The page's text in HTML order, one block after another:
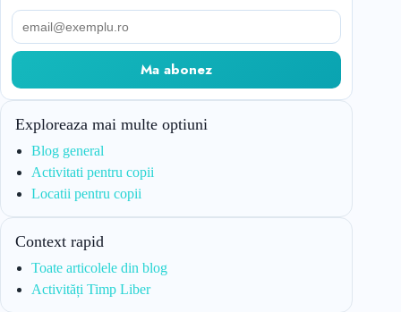
Email
Ma abonez
Exploreaza mai multe optiuni
Blog general
Activitati pentru copii
Locatii pentru copii
Context rapid
Toate articolele din blog
Activități Timp Liber